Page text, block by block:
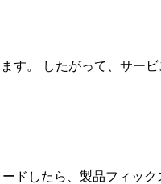
す。 したがって、サー
ドしたら、製品フィッ